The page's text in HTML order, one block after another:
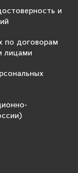
и
по договорам
лицами